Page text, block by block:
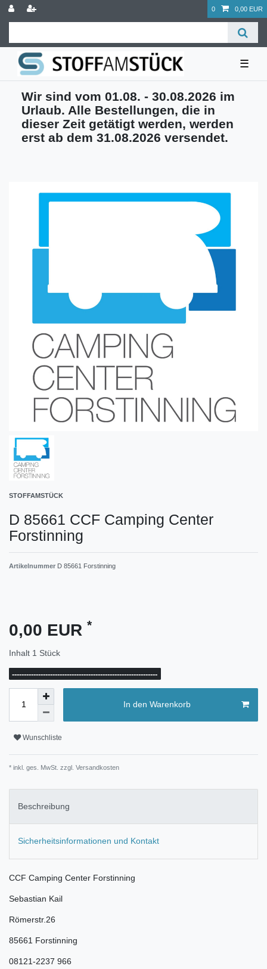
0 0,00 EUR
☰
Wir sind vom 01.08. - 30.08.2026 im
Urlaub. Alle Bestellungen, die in
dieser Zeit getätigt werden, werden
erst ab dem 31.08.2026 versendet.
STOFFAMSTÜCK
D 85661 CCF Camping Center
Forstinning
Artikelnummer D 85661 Forstinning
0,00 EUR *
Inhalt 1 Stück
-------------------------------------------------------------
In den Warenkorb
Wunschliste
* inkl. ges. MwSt. zzgl. Versandkosten
Beschreibung
Sicherheitsinformationen und Kontakt
CCF Camping Center Forstinning
Sebastian Kail
Römerstr.26
85661 Forstinning
08121-2237 966